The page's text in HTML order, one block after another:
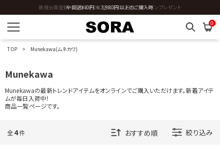
V
Y
Z
全国送料0円 ※3,980円以上のご購入時
新規会員登録 ※今ならすぐに使える500円分のクーポンプレゼント
0
TOP Munekawa(ムネカワ)
Munekawa
Munekawaの最新トレンドアイテムをオンラインでご購入いただけます。新着アイテ
ムが毎日入荷中！
商品一覧ページです。
全4件 絞り込み